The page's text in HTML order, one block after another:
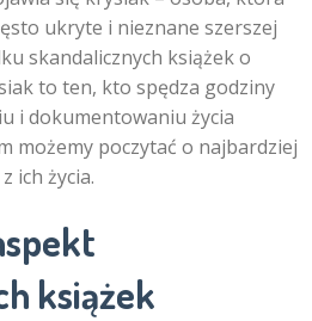
ukryte i nieznane szerszej
skandalicznych książek o
to ten, kto spędza godziny
i dokumentowaniu życia
możemy poczytać o najbardziej
ich życia.
książek